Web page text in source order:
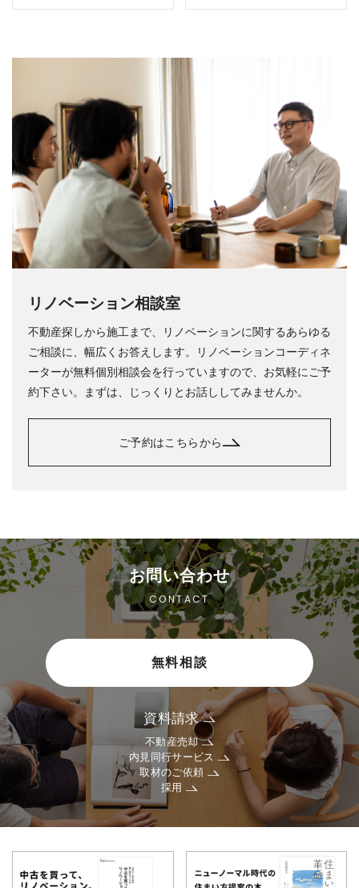
リノベーション相談室
不動産探しから施工まで、リノベーションに関するあらゆる
ご相談に、幅広くお答えします。リノベーションコーディネ
ーターが無料個別相談会を行っていますので、お気軽にご予
約下さい。まずは、じっくりとお話ししてみませんか。
ご予約はこちらから
お問い合わせ
CONTACT
無料相談
資料請求
不動産売却
内見同行サービス
取材のご依頼
採用